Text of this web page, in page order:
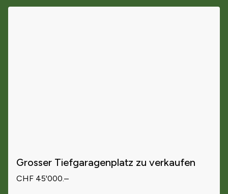
Grosser Tiefgaragenplatz zu verkaufen
CHF 45'000.–